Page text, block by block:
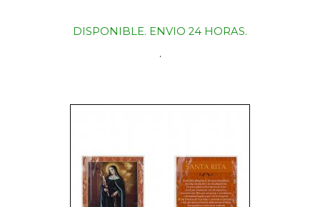
DISPONIBLE. ENVIO 24 HORAS.
.